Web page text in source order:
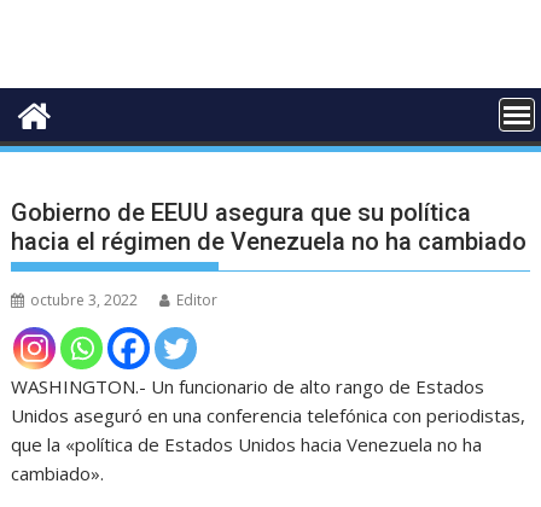
Gobierno de EEUU asegura que su política
hacia el régimen de Venezuela no ha cambiado
octubre 3, 2022 Editor
WASHINGTON.- Un funcionario de alto rango de Estados
Unidos aseguró en una conferencia telefónica con periodistas,
que la «política de Estados Unidos hacia Venezuela no ha
cambiado».